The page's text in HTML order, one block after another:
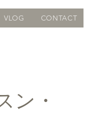
VLOG CONTACT
ン・